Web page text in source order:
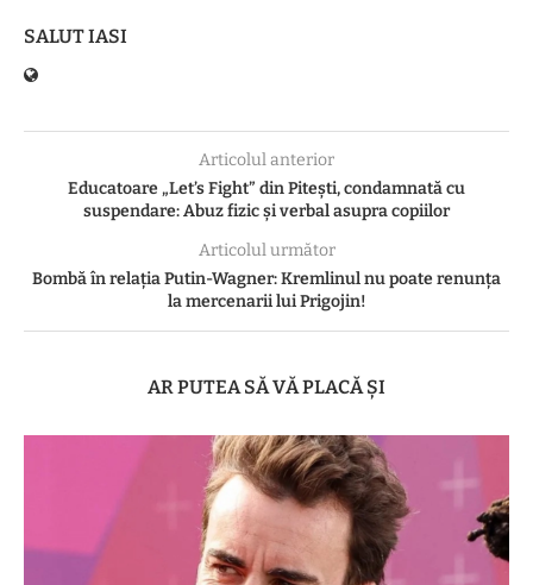
SALUT IASI
Articolul anterior
Educatoare „Let’s Fight” din Pitești, condamnată cu
suspendare: Abuz fizic și verbal asupra copiilor
Articolul următor
Bombă în relația Putin-Wagner: Kremlinul nu poate renunța
la mercenarii lui Prigojin!
AR PUTEA SĂ VĂ PLACĂ ȘI